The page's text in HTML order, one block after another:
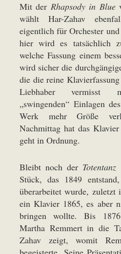
Mit der Rhapsody in Blue
wählt Har-Zahav
eigentlich für Orchester
hier wird es tatsächlich
welche Fassung einem
wird sicher die
die die reine
Liebhaber vermisst
„swingenden“ Einlagen
Werk mehr Größe
Nachmittag hat das
geht in Ordnung.
Bleibt noch der Totentanz
Stück, das 1849
überarbeitet wurde,
ein Klavier 1865, es aber
bringen wollte. Bis
Martha Remmert in die
Zahav zeigt, womit